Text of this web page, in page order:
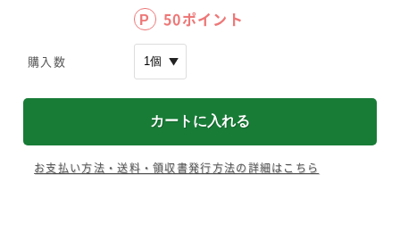
P 50ポイント
購入数
お支払い方法・送料・領収書発行方法の詳細はこちら